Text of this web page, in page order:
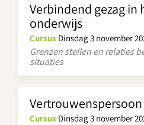
Verbindend gezag in
onderwijs
Cursus Dinsdag 3 november
Grenzen stellen en relaties
situaties
Cursus Dinsdag 3 november